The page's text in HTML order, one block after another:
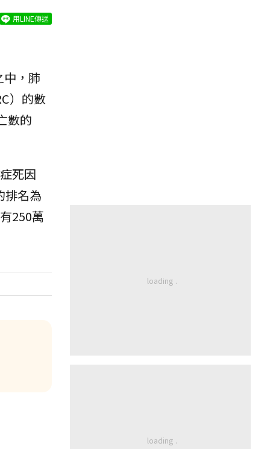
用LINE傳送
，肺
）的數
數的
死因
排名為
250萬